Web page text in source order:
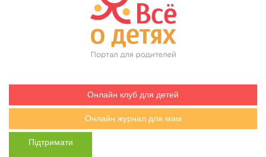
Онлайн клуб для детей
Онлайн журнал для мам
Підтримати